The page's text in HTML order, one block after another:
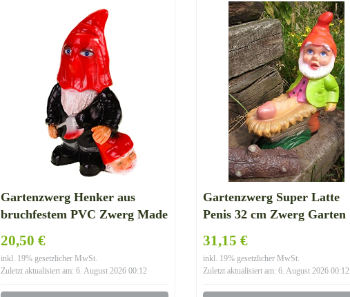
Gartenzwerg Henker aus
bruchfestem PVC Zwerg Made
20,50 €
inkl. 19% gesetzlicher MwSt.
Zuletzt aktualisiert am: 6. August 2026 00:12
Gartenzwerg Super Latte
Penis 32 cm Zwerg Garten
1052
31,15 €
inkl. 19% gesetzlicher MwSt.
Zuletzt aktualisiert am: 6. August 2026 00:12